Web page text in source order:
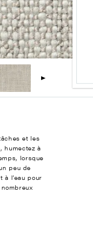
et les
humectez à
lorsque
peu de
l’eau pour